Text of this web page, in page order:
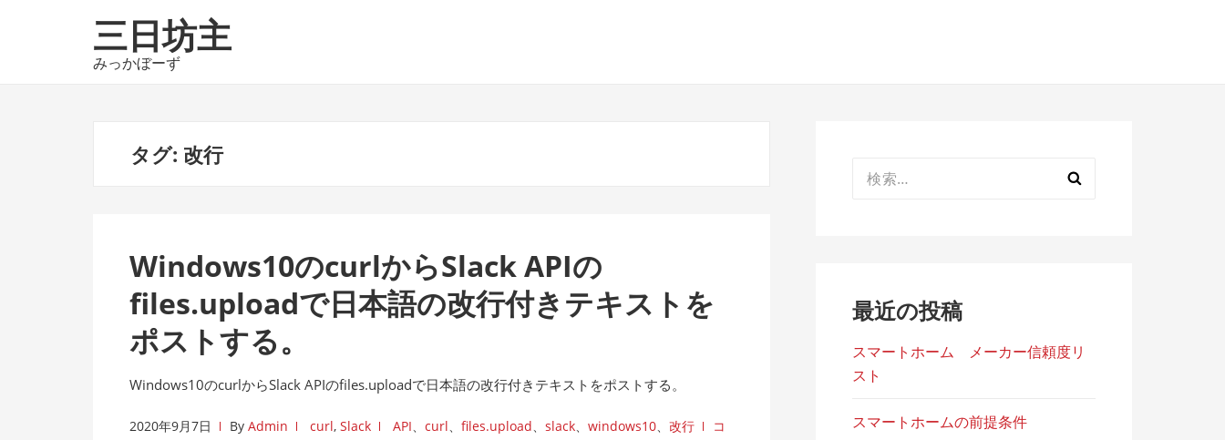
ビ
ゲ
ン
テ
三日坊主
みっかぼーず
タグ: 改行
Windows10のcurlからSlack APIの
files.uploadで日本語の改行付きテキストを
ポストする。
Windows10のcurlからSlack APIのfiles.uploadで日本語の改行付きテキストをポストする。
2020年9月7日 By Admin curl, Slack API、 curl、 files.upload、 slack、 windows10、 改行
コ
索:
最近の投稿
スマートホーム メーカー信頼度リ
スト
スマートホームの前提条件